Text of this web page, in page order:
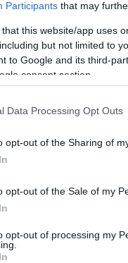
Participants that may
that this website/app uses
but not limited to
to Google and its third-
consent section.
Data Processing Opt Outs
opt-out of the Sharing of
opt-out of the Sale of my
opt-out of processing my
Gábor Sylvie
mindegyikének
mentorként
báró), Fülep
Gergely